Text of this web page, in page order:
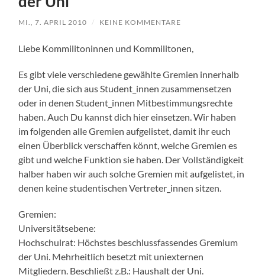
MI., 7. APRIL 2010 / KEINE KOMMENTARE
Liebe Kommilitoninnen und Kommilitonen,
Es gibt viele verschiedene gewählte Gremien innerhalb
der Uni, die sich aus Student_innen zusammensetzen
oder in denen Student_innen Mitbestimmungsrechte
haben. Auch Du kannst dich hier einsetzen. Wir haben
im folgenden alle Gremien aufgelistet, damit ihr euch
einen Überblick verschaffen könnt, welche Gremien es
gibt und welche Funktion sie haben. Der Vollständigkeit
halber haben wir auch solche Gremien mit aufgelistet, in
denen keine studentischen Vertreter_innen sitzen.
Gremien:
Universitätsebene:
Hochschulrat: Höchstes beschlussfassendes Gremium
der Uni. Mehrheitlich besetzt mit uniexternen
Mitgliedern. Beschließt z.B.: Haushalt der Uni.